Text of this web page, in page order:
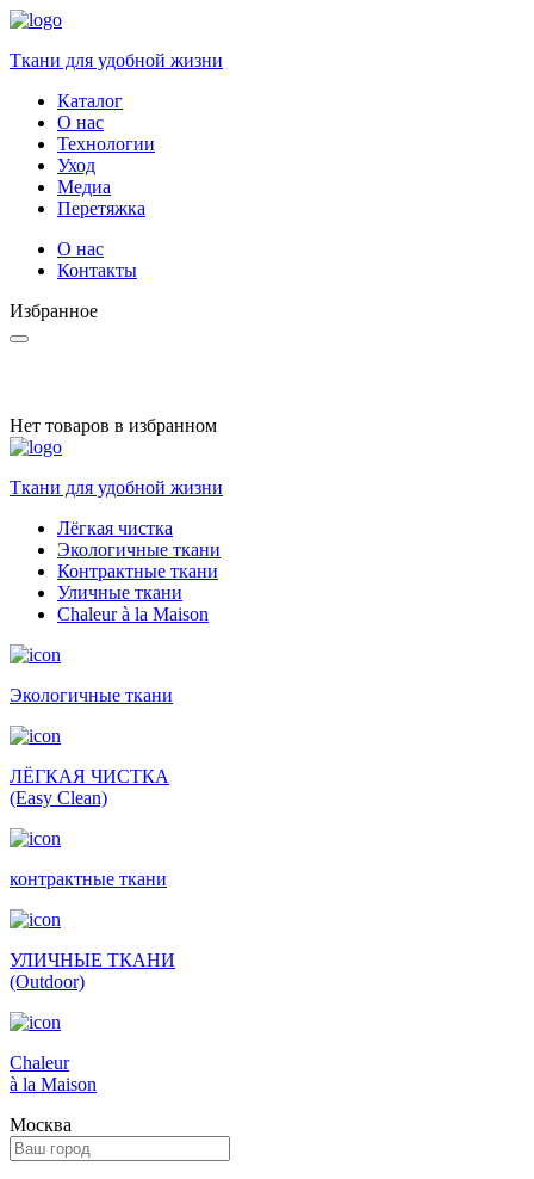
Ткани для удобной жизни
Каталог
О нас
Технологии
Уход
Медиа
Перетяжка
О нас
Контакты
Избранное
Нет товаров в избранном
Ткани для удобной жизни
Лёгкая чистка
Экологичные ткани
Контрактные ткани
Уличные ткани
Сhaleur à la Maison
Экологичные ткани
ЛЁГКАЯ ЧИСТКА
(Easy Clean)
контрактные ткани
УЛИЧНЫЕ ТКАНИ
(Outdoor)
Сhaleur
à la Maison
Москва